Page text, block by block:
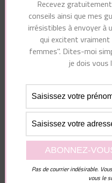
Vous pourriez
Laisser un
Votre adresse e-mail ne
champs obligatoires sont
Recevez
conseils ainsi que mes
irrésistibles à envoyer à
qui excitent
femmes". Dites-moi
je dois vous
Pas de courrier indésirable.
vous le